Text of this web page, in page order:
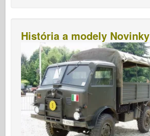
História a modely Novinky